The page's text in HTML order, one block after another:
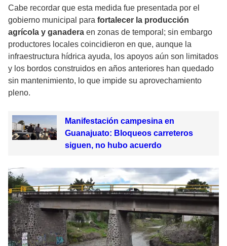
Cabe recordar que esta medida fue presentada por el
gobierno municipal para fortalecer la producción
agrícola y ganadera en zonas de temporal; sin embargo
productores locales coincidieron en que, aunque la
infraestructura hídrica ayuda, los apoyos aún son limitados
y los bordos construidos en años anteriores han quedado
sin mantenimiento, lo que impide su aprovechamiento
pleno.
Manifestación campesina en
Guanajuato: Bloqueos carreteros
siguen, no hubo acuerdo